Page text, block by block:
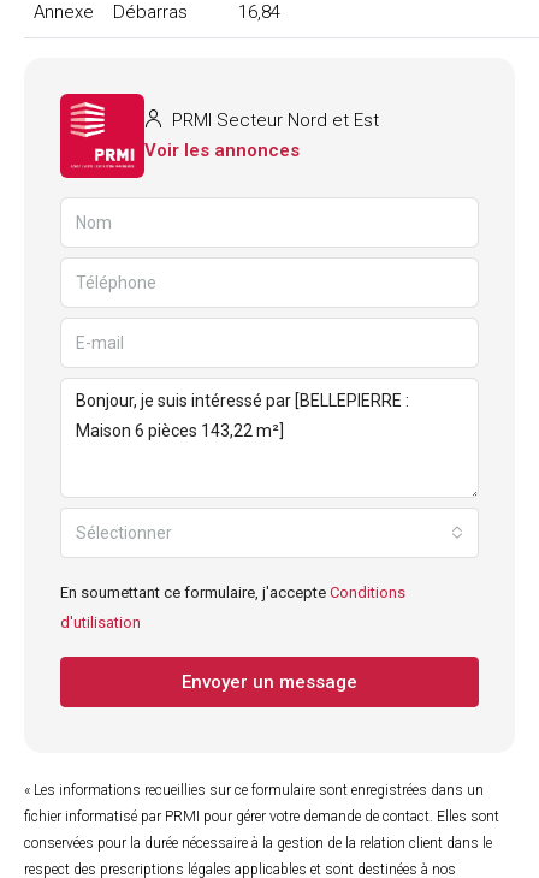
Annexe Débarras 16,84
PRMI Secteur Nord et Est
Voir les annonces
Sélectionner
En soumettant ce formulaire, j'accepte Conditions
d'utilisation
Envoyer un message
« Les informations recueillies sur ce formulaire sont enregistrées dans un
fichier informatisé par PRMI pour gérer votre demande de contact. Elles sont
conservées pour la durée nécessaire à la gestion de la relation client dans le
respect des prescriptions légales applicables et sont destinées à nos